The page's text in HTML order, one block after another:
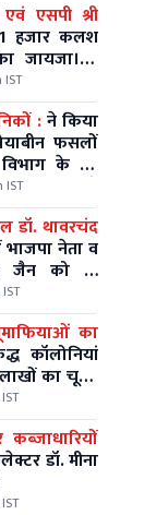
एसपी श्री
हजार कलश
जायजा।10
मधु गहलोत
विशाल कलश
IISR इन्दौर के वैज्ञानिकों :ने किया
फसलों
विभाग के उप
भी रहे
IST
डॉ. थावरचंद
नेता व
जैन को दी
का
कॉलोनियां
का चूना,
सवाल
डॉ. मीना